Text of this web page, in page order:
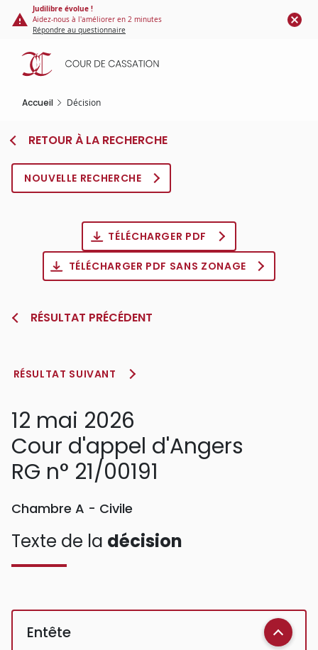
Panneau de gestion des cookies
contenu
principal
Judilibre évolue !
Aidez-nous à l'améliorer en 2 minutes
Répondre au questionnaire
Accueil Décision
RETOUR À LA RECHERCHE
NOUVELLE RECHERCHE
TÉLÉCHARGER PDF
TÉLÉCHARGER PDF SANS ZONAGE
RÉSULTAT PRÉCÉDENT
RÉSULTAT SUIVANT
12 mai 2026
Cour d'appel d'Angers
RG n° 21/00191
Chambre A - Civile
Texte de la décision
Entête